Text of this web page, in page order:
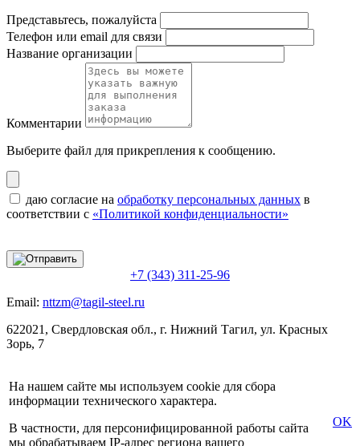
Представьтесь, пожалуйста
Телефон или email для связи
Название организации
Комментарии
Выберите файл для прикрепления к сообщению.
даю согласие на обработку персональных данных в
соответствии с «Политикой конфиденциальности»
+7 (343) 311-25-96
Email: nttzm@tagil-steel.ru
622021, Свердловская обл., г. Нижний Тагил, ул. Красных
Зорь, 7
На нашем сайте мы используем cookie для сбора
информации технического характера.
В частности, для персонифицированной работы сайта
мы обрабатываем IP-адрес региона вашего
OK